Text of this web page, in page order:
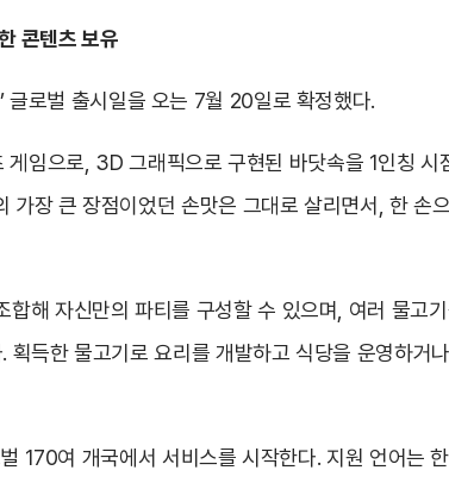
콘텐츠 보유
로벌 출시일을 오는 7월 20일로 확정했다.
게임으로, 3D 그래픽으로 구현된 바닷속을 1인칭 시
장 큰 장점이었던 손맛은 그대로 살리면서, 한 손
해 자신만의 파티를 구성할 수 있으며, 여러 물고
득한 물고기로 요리를 개발하고 식당을 운영하거
170여 개국에서 서비스를 시작한다. 지원 언어는 한